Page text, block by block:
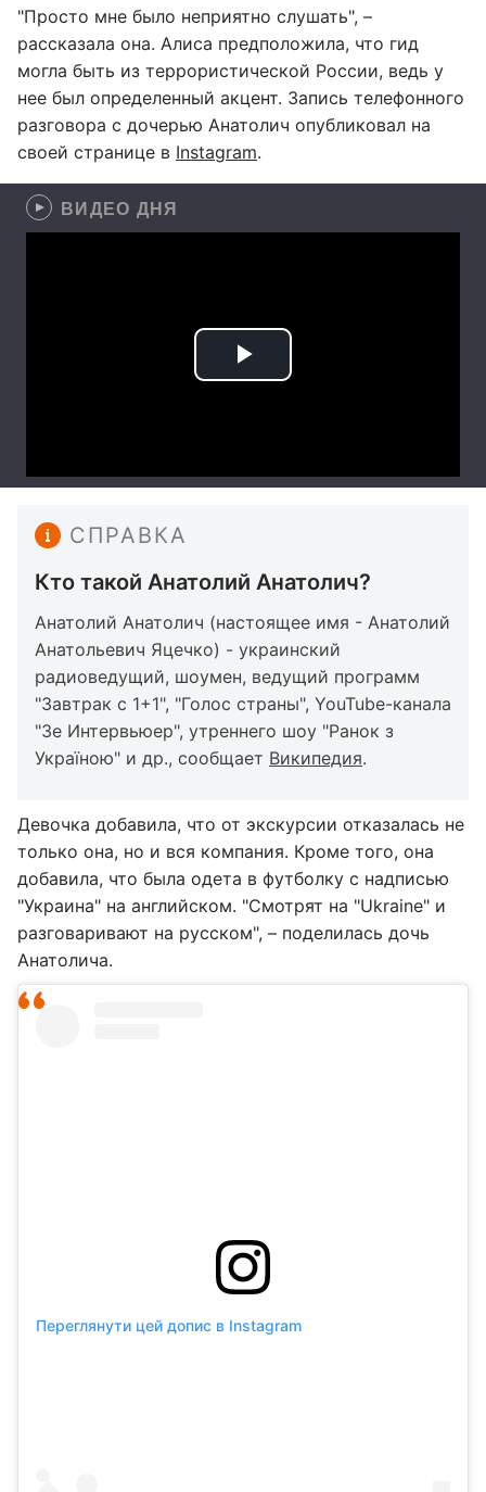
"Просто мне было неприятно слушать", –
рассказала она. Алиса предположила, что гид
могла быть из террористической России, ведь у
нее был определенный акцент. Запись телефонного
разговора с дочерью Анатолич опубликовал на
своей странице в Instagram.
ВИДЕО ДНЯ
СПРАВКА
Кто такой Анатолий Анатолич?
Анатолий Анатолич (настоящее имя - Анатолий
Анатольевич Яцечко) - украинский
радиоведущий, шоумен, ведущий программ
"Завтрак с 1+1", "Голос страны", YouTube-канала
"Зе Интервьюер", утреннего шоу "Ранок з
Україною" и др., сообщает Википедия.
Девочка добавила, что от экскурсии отказалась не
только она, но и вся компания. Кроме того, она
добавила, что была одета в футболку с надписью
"Украина" на английском. "Смотрят на "Ukraine" и
разговаривают на русском", – поделилась дочь
Анатолича.
Переглянути цей допис в Instagram